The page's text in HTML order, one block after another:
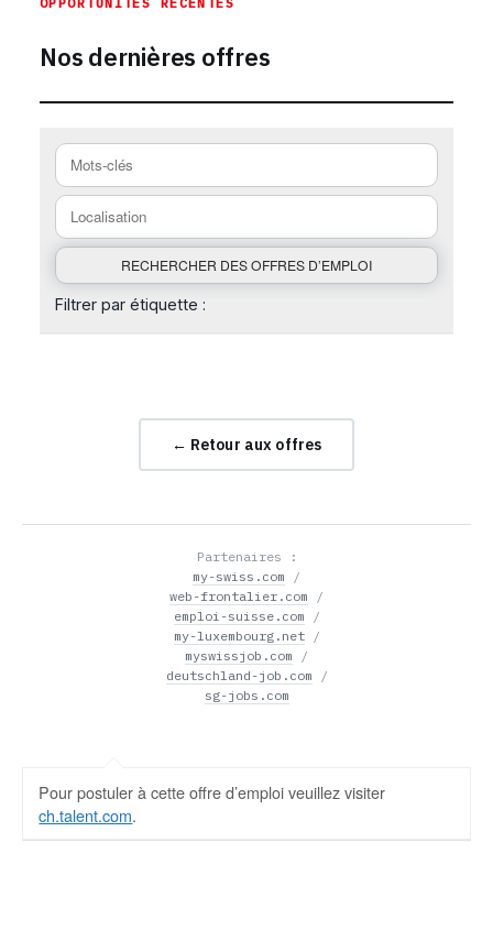
Nos dernières offres
Filtrer par étiquette :
← Retour aux offres
Partenaires :
my-swiss.com /
web-frontalier.com /
emploi-suisse.com /
my-luxembourg.net/
myswissjob.com /
deutschland-job.com /
sg-jobs.com
Pour postuler à cette offre d’emploi veuillez visiter
ch.talent.com.